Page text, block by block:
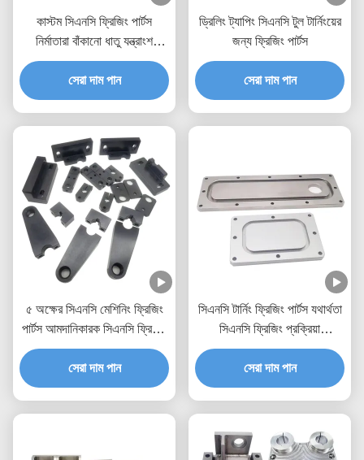
কাস্টম সিএনসি ফ্রিজিং পার্টস
নির্মাতারা বাঁকানো ধাতু যন্ত্রাংশ
সিএনসি মিল উপাদান
সেরা দাম পান
ড্রিলিং ট্যাপিং সিএনসি টুল টার্নিংয়ের
জন্য ফ্রিজিং পার্টস
সেরা দাম পান
৫ অক্ষের সিএনসি মেশিনিং ফ্রিজিং
পার্টস আমদানিকারক সিএনসি ফ্রিজিং
প্রোটোটাইপ ব্রাস স্টেইনলেস স্টীল
সেরা দাম পান
সিএনসি টার্নিং ফ্রিজিং পার্টস যথার্থতা
সিএনসি ফ্রিজিং প্রক্রিয়া
প্রোটোটাইপ
সেরা দাম পান